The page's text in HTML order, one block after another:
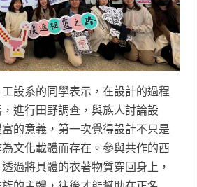
設系的同學表示，在設計的過程
進行田野調查，與族人討論設
的意義，第一次覺得設計不只是
文化載體而存在。參與共作的西
過將具體的衣著物質穿回身上，